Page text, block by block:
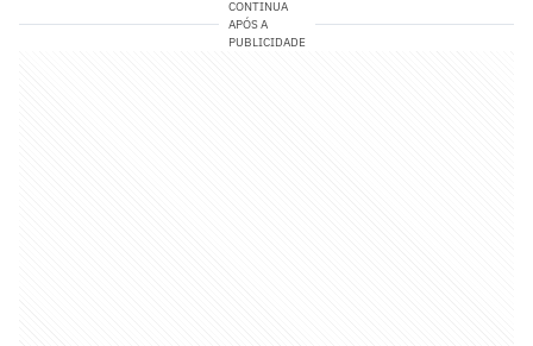
CONTINUA
APÓS A
PUBLICIDADE